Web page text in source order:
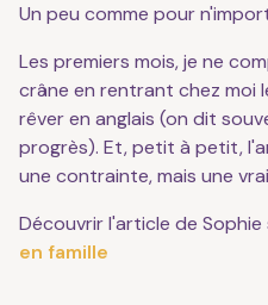
Un peu comme pour
Les premiers mois, je ne
crâne en rentrant chez moi
rêver en anglais (on dit
progrès). Et, petit à petit,
une contrainte, mais une
Découvrir l'article de Sophie
en famille